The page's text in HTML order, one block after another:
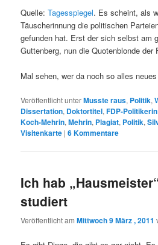
Quelle:Tagesspiegel. Es scheint, als
Täuscherinnung die politischen
gefunden hat. Erst der sich selbst am
Guttenberg, nun die Quotenblonde der
Mal sehen, wer da noch so alles
Veröffentlicht unterMusste raus, Politik,
Dissertation, Doktortitel,FDP-Politikerin
Koch-Mehrin,Mehrin, Plagiat, Politik,
Visitenkarte |6Kommentare
Ich hab „Hausmeister“
studiert
Veröffentlicht amMittwoch 9 März , 2011